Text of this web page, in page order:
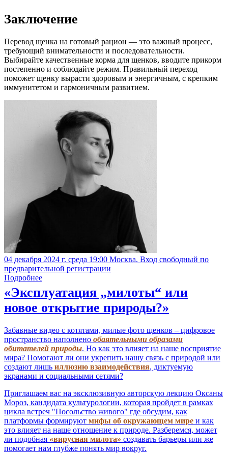
Заключение
Перевод щенка на готовый рацион — это важный процесс,
требующий внимательности и последовательности.
Выбирайте качественные корма для щенков, вводите прикорм
постепенно и соблюдайте режим. Правильный переход
поможет щенку вырасти здоровым и энергичным, с крепким
иммунитетом и гармоничным развитием.
04 декабря 2024 г. среда 19:00 Москва. Вход свободный по
предварительной регистрации
Подробнее
«Эксплуатация „милоты“ или
новое открытие природы?»
Забавные видео с котятами, милые фото щенков – цифровое
пространство наполнено обаятельными образами
обитателей природы. Но как это влияет на наше восприятие
мира? Помогают ли они укрепить нашу связь с природой или
создают лишь иллюзию взаимодействия, диктуемую
экранами и социальными сетями?
Приглашаем вас на эксклюзивную авторскую лекцию Оксаны
Мороз, кандидата культурологии, которая пройдет в рамках
цикла встреч "Посольство живого" где обсудим, как
платформы формируют мифы об окружающем мире и как
это влияет на наше отношение к природе. Разберемся, может
ли подобная «вирусная милота» создавать барьеры или же
помогает нам глубже понять мир вокруг.